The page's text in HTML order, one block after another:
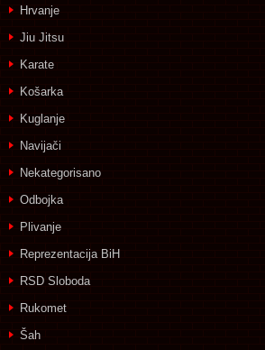
Hrvanje
Jiu Jitsu
Karate
Košarka
Kuglanje
Navijači
Nekategorisano
Odbojka
Plivanje
Reprezentacija BiH
RSD Sloboda
Rukomet
Šah